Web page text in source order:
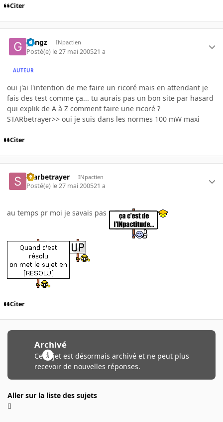
Citer
gangz INpactien
Posté(e) le 27 mai 200521 a
AUTEUR
oui j'ai l'intention de me faire un ricoré mais en attendant je
fais des test comme ça... tu aurais pas un bon site par hasard
qui explik de A à Z comment faire une ricoré ?
STARbetrayer>> oui je suis dans les normes 100 mW maxi
Citer
Starbetrayer INpactien
Posté(e) le 27 mai 200521 a
au temps pr moi je savais pas
Citer
Archivé
Ce sujet est désormais archivé et ne peut plus
recevoir de nouvelles réponses.
Aller sur la liste des sujets